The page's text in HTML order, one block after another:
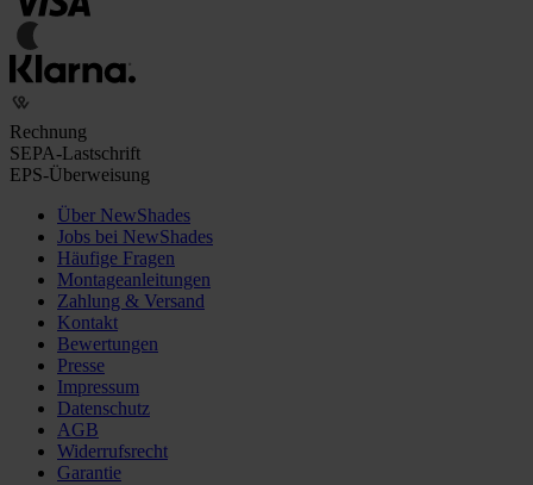
Rechnung
SEPA-Lastschrift
EPS-Überweisung
Über NewShades
Jobs bei NewShades
Häufige Fragen
Montageanleitungen
Zahlung & Versand
Kontakt
Bewertungen
Presse
Impressum
Datenschutz
AGB
Widerrufsrecht
Garantie